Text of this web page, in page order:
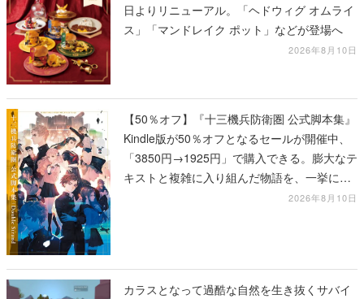
日よりリニューアル。「ヘドウィグ オムライ
ス」「マンドレイク ポット」などが登場へ
2026年8月10日
【50％オフ】『十三機兵防衛圏 公式脚本集』
Kindle版が50％オフとなるセールが開催中、
「3850円→1925円」で購入できる。膨大なテ
キストと複雑に入り組んだ物語を、一挙に再
2026年8月10日
カラスとなって過酷な自然を生き抜くサバイ